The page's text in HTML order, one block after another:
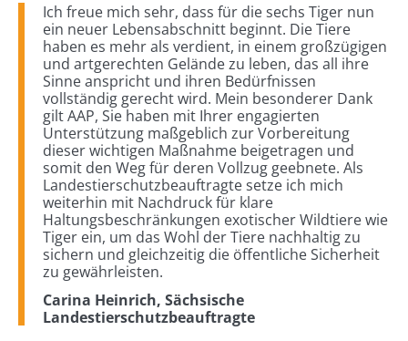
Ich freue mich sehr, dass für die sechs Tiger nun
ein neuer Lebensabschnitt beginnt. Die Tiere
haben es mehr als verdient, in einem großzügigen
und artgerechten Gelände zu leben, das all ihre
Sinne anspricht und ihren Bedürfnissen
vollständig gerecht wird. Mein besonderer Dank
gilt AAP, Sie haben mit Ihrer engagierten
Unterstützung maßgeblich zur Vorbereitung
dieser wichtigen Maßnahme beigetragen und
somit den Weg für deren Vollzug geebnete. Als
Landestierschutzbeauftragte setze ich mich
weiterhin mit Nachdruck für klare
Haltungsbeschränkungen exotischer Wildtiere wie
Tiger ein, um das Wohl der Tiere nachhaltig zu
sichern und gleichzeitig die öffentliche Sicherheit
zu gewährleisten.
Carina Heinrich, Sächsische
Landestierschutzbeauftragte